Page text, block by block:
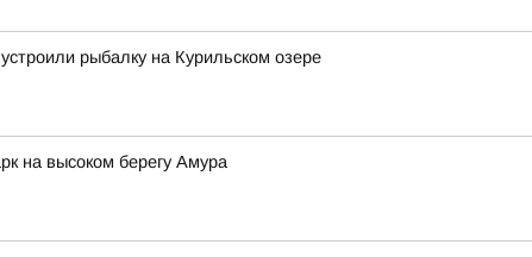
рыбалку на Курильском озере
на высоком берегу Амура